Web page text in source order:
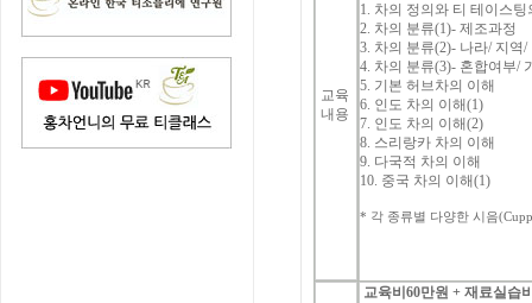
교육
내용
1. 차의 정의와 티 테이스팅
2. 차의 분류(1)- 제조과정
3. 차의 분류(2)- 나라/ 지역/
4. 차의 분류(3)- 혼합여부/
5. 기본 허브차의 이해
6. 인도 차의 이해(1)
7. 인도 차의 이해(2)
8. 스리랑카 차의 이해
9. 다국적 차의 이해
10. 중국 차의 이해(1)
* 각 종류별 다양한 시음
교육비 60만원 + 재료실습